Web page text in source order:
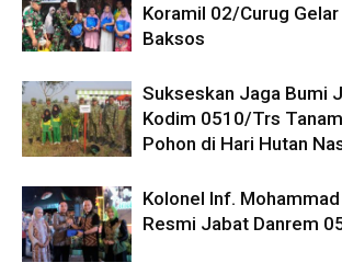
Koramil 02/Curug
Baksos
Sukseskan Jaga Bumi
Kodim 0510/Trs
Pohon di Hari Hutan
Kolonel Inf.
Resmi Jabat Danrem